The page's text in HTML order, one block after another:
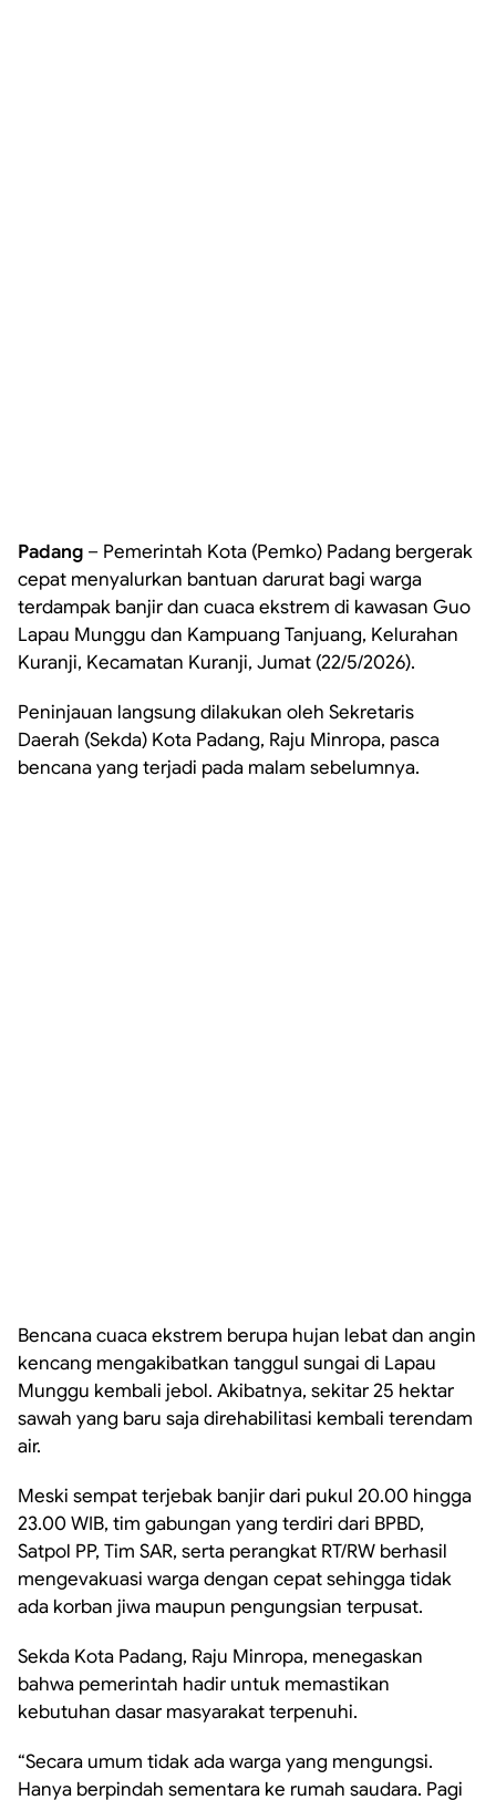
Padang – Pemerintah Kota (Pemko) Padang bergerak
cepat menyalurkan bantuan darurat bagi warga
terdampak banjir dan cuaca ekstrem di kawasan Guo
Lapau Munggu dan Kampuang Tanjuang, Kelurahan
Kuranji, Kecamatan Kuranji, Jumat (22/5/2026).
Peninjauan langsung dilakukan oleh Sekretaris
Daerah (Sekda) Kota Padang, Raju Minropa, pasca
bencana yang terjadi pada malam sebelumnya.
Bencana cuaca ekstrem berupa hujan lebat dan angin
kencang mengakibatkan tanggul sungai di Lapau
Munggu kembali jebol. Akibatnya, sekitar 25 hektar
sawah yang baru saja direhabilitasi kembali terendam
air.
Meski sempat terjebak banjir dari pukul 20.00 hingga
23.00 WIB, tim gabungan yang terdiri dari BPBD,
Satpol PP, Tim SAR, serta perangkat RT/RW berhasil
mengevakuasi warga dengan cepat sehingga tidak
ada korban jiwa maupun pengungsian terpusat.
Sekda Kota Padang, Raju Minropa, menegaskan
bahwa pemerintah hadir untuk memastikan
kebutuhan dasar masyarakat terpenuhi.
“Secara umum tidak ada warga yang mengungsi.
Hanya berpindah sementara ke rumah saudara. Pagi